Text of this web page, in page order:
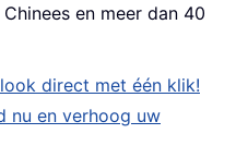
en meer dan 40
direct met één klik!
nu en verhoog uw